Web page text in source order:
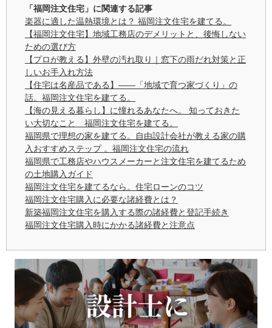
「福岡注文住宅」に関連する記事
楽器に適した温熱環境とは？ 福岡注文住宅を建てる。
【福岡注文住宅】地域工務店のデメリットと、後悔しない
ための選び方
【プロが教える】外壁の汚れ取り｜窓下の雨だれ対策と正
しいお手入れ方法
【住宅は名産品である】——「地域で育つ家づくり」の
話。福岡注文住宅を建てる。
【海の見える暮らし】に憧れるあなたへ。 知っておきた
い大切なこと 福岡注文住宅を建てる。
福岡県で理想の家を建てる。自由設計会社が教える家の購
入おすすめステップ 。福岡注文住宅の流れ
福岡県で工務店やハウスメーカーと注文住宅を建てるため
の土地購入ガイド
福岡注文住宅を建てるなら。住宅ローンのコツ
福岡注文住宅購入に必要な諸経費とは？
新築福岡注文住宅を購入する際の諸経費と登記手続き
福岡注文住宅購入時にかかる諸経費と注意点